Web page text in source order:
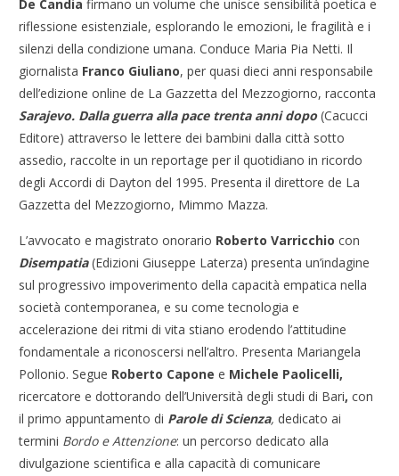
De Candia firmano un volume che unisce sensibilità poetica e
riflessione esistenziale, esplorando le emozioni, le fragilità e i
silenzi della condizione umana. Conduce Maria Pia Netti. Il
giornalista Franco Giuliano, per quasi dieci anni responsabile
dell’edizione online de La Gazzetta del Mezzogiorno, racconta
Sarajevo. Dalla guerra alla pace trenta anni dopo(Cacucci
Editore) attraverso le lettere dei bambini dalla città sotto
assedio, raccolte in un reportage per il quotidiano in ricordo
degli Accordi di Dayton del 1995. Presenta il direttore de La
Gazzetta del Mezzogiorno, Mimmo Mazza.
L’avvocato e magistrato onorario Roberto Varricchio con
Disempatia(Edizioni Giuseppe Laterza) presenta un’indagine
sul progressivo impoverimento della capacità empatica nella
società contemporanea, e su come tecnologia e
accelerazione dei ritmi di vita stiano erodendo l’attitudine
fondamentale a riconoscersi nell’altro. Presenta Mariangela
Pollonio. Segue Roberto Capone e Michele Paolicelli,
ricercatore e dottorando dell’Università degli studi di Bari, con
il primo appuntamento di Parole di Scienza, dedicato ai
termini Bordo e Attenzione: un percorso dedicato alla
divulgazione scientifica e alla capacità di comunicare